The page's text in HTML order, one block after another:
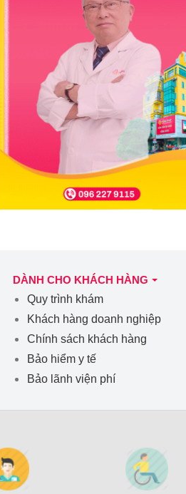
DÀNH CHO KHÁCH HÀNG
Quy trình khám
Khách hàng doanh nghiệp
Chính sách khách hàng
Bảo hiểm y tế
Bảo lãnh viện phí